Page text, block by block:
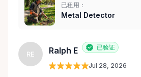
已租用：
Metal Detector
RE Ralph E 已验证
Jul 28, 2026